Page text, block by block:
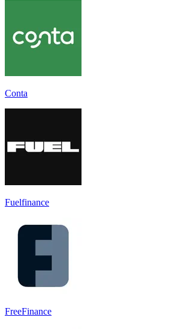
Conta
Fuelfinance
FreeFinance